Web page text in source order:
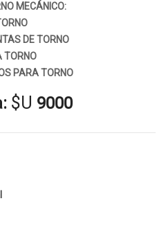
MECÁNICO:
DE TORNO
TORNO
PARA TORNO
$U 9000